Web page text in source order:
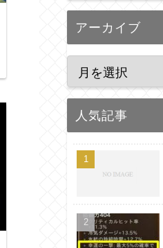
アーカイブ
人気記事